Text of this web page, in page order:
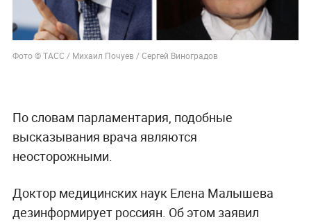
Фото © ТАСС / Михаил Почуев / Сергей Виноградов
По словам парламентария, подобные
высказывания врача являются
неосторожными.
Доктор медицинских наук Елена Малышева
дезинформирует россиян. Об этом заявил